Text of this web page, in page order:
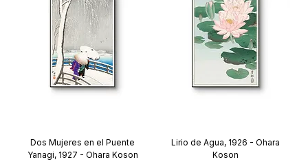
Dos Mujeres en el Puente
Yanagi, 1927 - Ohara Koson
Lirio de Agua, 1926 - Ohara
Koson